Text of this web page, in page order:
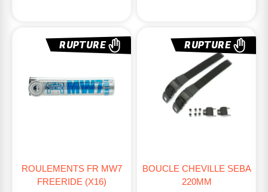
RUPTURE
ROULEMENTS FR MW7
FREERIDE (X16)
RUPTURE
BOUCLE CHEVILLE SEBA
220MM